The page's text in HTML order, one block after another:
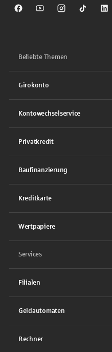
Sparkasse auf Facebook
Sparkasse auf Youtube
Sparkasse auf
Beliebte Themen
Girokonto
Kontowechselservice
Privatkredit
Baufinanzierung
Kreditkarte
Wertpapiere
Services
Filialen
Geldautomaten
Rechner